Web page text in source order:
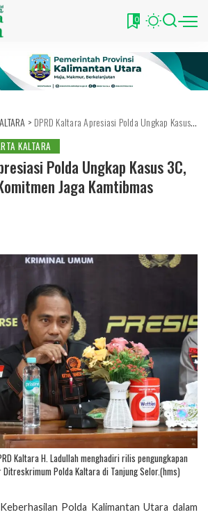
0
> DPRD Kaltara Apresiasi Polda Ungkap Kasus 3C, Ladullah: Bukti Komitmen Jaga Kamtibmas
KALTARA
Polda Ungkap Kasus 3C,
Jaga Kamtibmas
Kaltara H. Ladullah menghadiri rilis pengungkapan
Polda Kaltara di Tanjung Selor.(hms)
Polda Kalimantan Utara dalam